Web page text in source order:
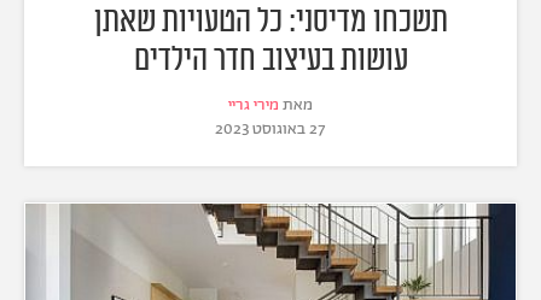
תשכחו מדיסני: כל הטעויות שאתן
עושות בעיצוב חדר הילדים
מאת מירי גריי
27 באוגוסט 2023